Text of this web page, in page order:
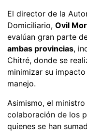
El director de la
Domiciliario, Ovil
evalúan gran parte
ambas provincias,
Chitré, donde se
minimizar su
manejo.
Asimismo, el
colaboración de los
quienes se han